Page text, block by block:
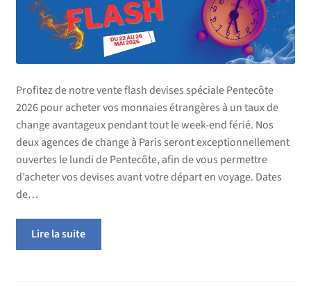
Profitez de notre vente flash devises spéciale Pentecôte
2026 pour acheter vos monnaies étrangères à un taux de
change avantageux pendant tout le week-end férié. Nos
deux agences de change à Paris seront exceptionnellement
ouvertes le lundi de Pentecôte, afin de vous permettre
d’acheter vos devises avant votre départ en voyage. Dates
de…
Lire la suite